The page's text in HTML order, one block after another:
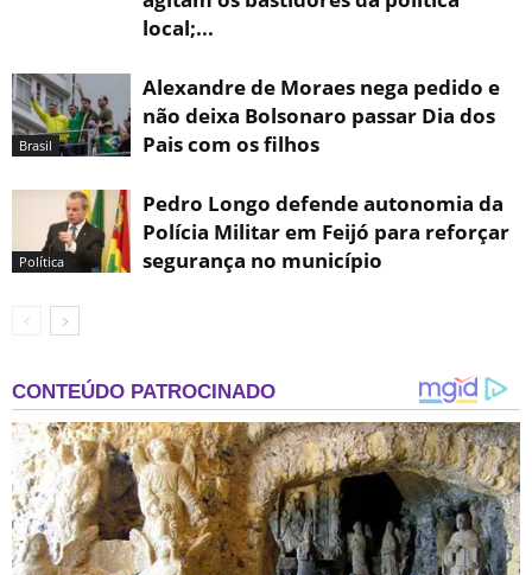
local;...
Brasil
Alexandre de Moraes nega pedido e
não deixa Bolsonaro passar Dia dos
Pais com os filhos
Política
Pedro Longo defende autonomia da
Polícia Militar em Feijó para reforçar
segurança no município